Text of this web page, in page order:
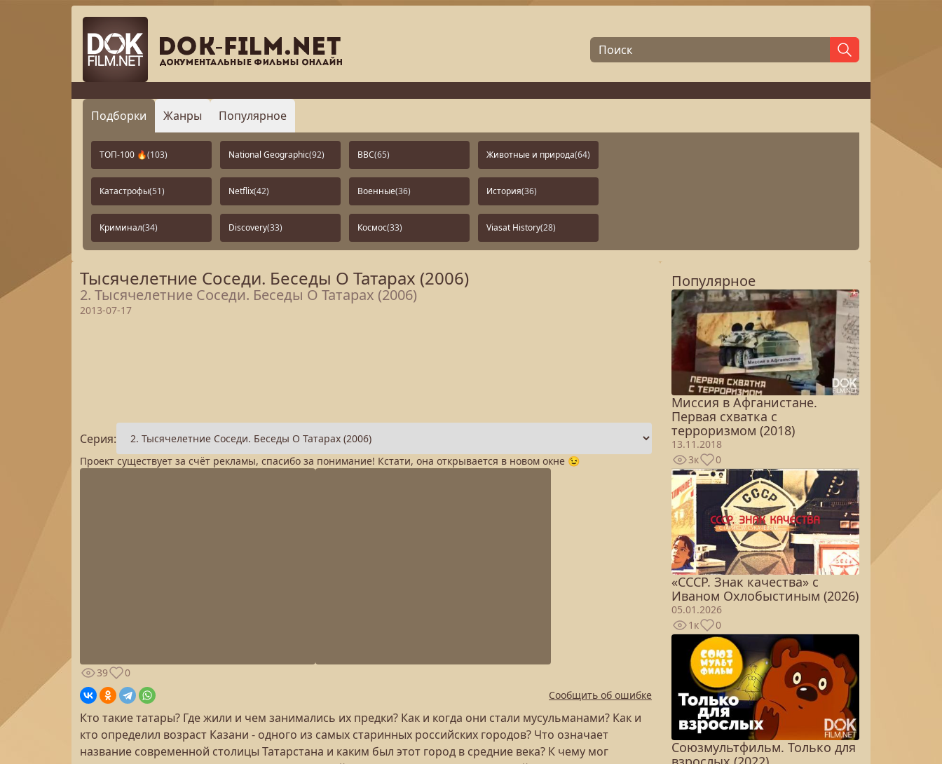
Подборки Жанры Популярное
ТОП-100 🔥(103) National Geographic(92) BBC(65) Животные и природа(64)
Катастрофы(51) Netflix(42) Военные(36) История(36)
Криминал(34) Discovery(33) Космос(33) Viasat History(28)
Тысячелетние Соседи. Беседы О Татарах (2006)
2. Тысячелетние Соседи. Беседы О Татарах (2006)
2013-07-17
Серия:
Проект существует за счёт рекламы, спасибо за понимание! Кстати, она открывается в новом окне 😉
39
0
Сообщить об ошибке
Кто такие татары? Где жили и чем занимались их предки? Как и когда они стали мусульманами? Как и
кто определил возраст Казани - одного из самых старинных российских городов? Что означает
название современной столицы Татарстана и каким был этот город в средние века? К чему мог
Популярное
Миссия в Афганистане.
Первая схватка с
терроризмом (2018)
13.11.2018
3к
0
«СССР. Знак качества» с
Иваном Охлобыстиным (2026)
05.01.2026
1к
0
Союзмультфильм. Только для